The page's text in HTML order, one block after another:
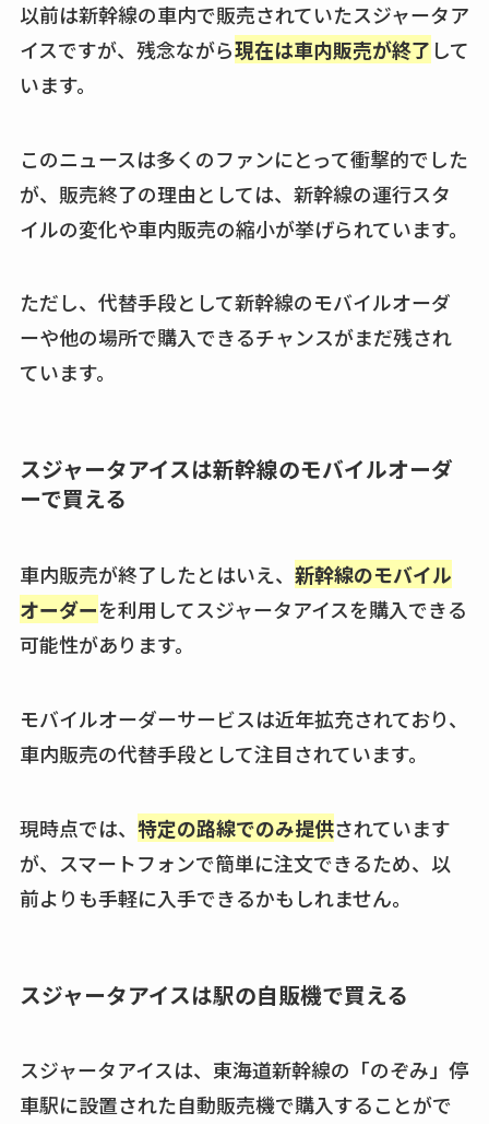
以前は新幹線の車内で販売されていたスジャータア
イスですが、残念ながら現在は車内販売が終了 して
います。
このニュースは多くのファンにとって衝撃的でした
が、販売終了の理由としては、新幹線の運行スタ
イルの変化や車内販売の縮小が挙げられています。
ただし、代替手段として新幹線のモバイルオーダ
ーや他の場所で購入できるチャンスがまだ残され
ています。
スジャータアイスは新幹線のモバイルオーダ
ーで買える
車内販売が終了したとはいえ、 新幹線のモバイル
オーダーを利用してスジャータアイスを購入できる
可能性があります。
モバイルオーダーサービスは近年拡充されており、
車内販売の代替手段として注目されています。
現時点では、 特定の路線でのみ提供されています
が、スマートフォンで簡単に注文できるため、以
前よりも手軽に入手できるかもしれません。
スジャータアイスは駅の自販機で買える
スジャータアイスは、東海道新幹線の「のぞみ」停
車駅に設置された自動販売機で購入することがで